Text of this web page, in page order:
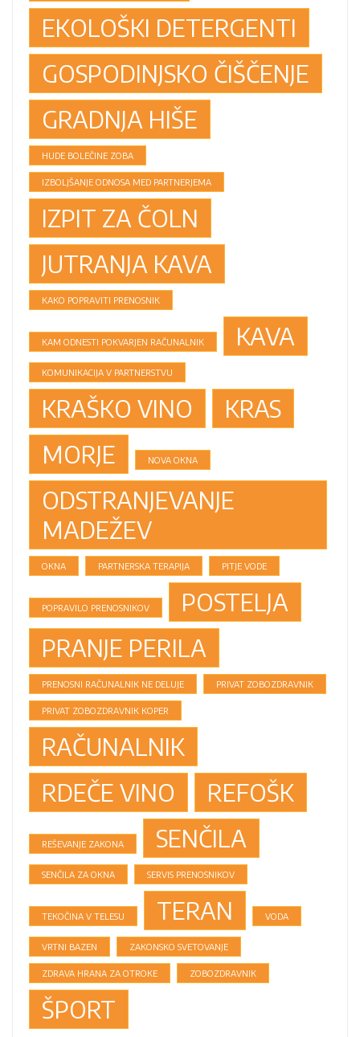
EKOLOŠKI DETERGENTI
GOSPODINJSKO ČIŠČENJE
GRADNJA HIŠE
HUDE BOLEČINE ZOBA
IZBOLJŠANJE ODNOSA MED PARTNERJEMA
IZPIT ZA ČOLN
JUTRANJA KAVA
KAKO POPRAVITI PRENOSNIK
KAM ODNESTI POKVARJEN RAČUNALNIK KAVA
KOMUNIKACIJA V PARTNERSTVU
KRAŠKO VINO
KRAS
MORJE
NOVA OKNA
ODSTRANJEVANJE
MADEŽEV
OKNA PARTNERSKA TERAPIJA PITJE VODE
POPRAVILO PRENOSNIKOV
POSTELJA
PRANJE PERILA
PRENOSNI RAČUNALNIK NE DELUJE PRIVAT ZOBOZDRAVNIK
PRIVAT ZOBOZDRAVNIK KOPER
RAČUNALNIK
RDEČE VINO
REFOŠK
REŠEVANJE ZAKONA SENČILA
SENČILA ZA OKNA SERVIS PRENOSNIKOV
TEKOČINA V TELESU TERAN VODA
VRTNI BAZEN ZAKONSKO SVETOVANJE
ZDRAVA HRANA ZA OTROKE ZOBOZDRAVNIK
ŠPORT